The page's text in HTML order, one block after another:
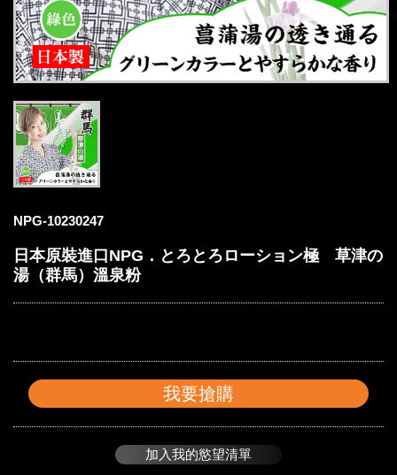
NPG-10230247
日本原裝進口NPG．とろとろローション極 草津の
湯（群馬）溫泉粉
我要搶購
加入我的慾望清單